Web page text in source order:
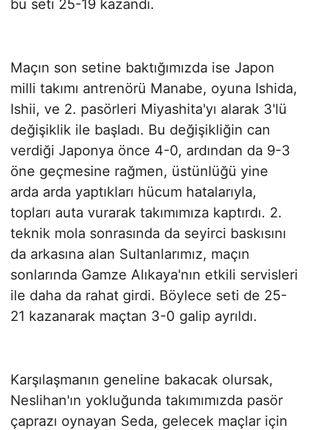
bu seti 25-19 kazandı.
Maçın son setine baktığımızda ise Japon
milli takımı antrenörü Manabe, oyuna Ishida,
Ishii, ve 2. pasörleri Miyashita'yı alarak 3'lü
değişiklik ile başladı. Bu değişikliğin can
verdiği Japonya önce 4-0, ardından da 9-3
öne geçmesine rağmen, üstünlüğü yine
arda arda yaptıkları hücum hatalarıyla,
topları auta vurarak takımımıza kaptırdı. 2.
teknik mola sonrasında da seyirci baskısını
da arkasına alan Sultanlarımız, maçın
sonlarında Gamze Alıkaya'nın etkili servisleri
ile daha da rahat girdi. Böylece seti de 25-
21 kazanarak maçtan 3-0 galip ayrıldı.
Karşılaşmanın geneline bakacak olursak,
Neslihan'ın yokluğunda takımımızda pasör
çaprazı oynayan Seda, gelecek maçlar için